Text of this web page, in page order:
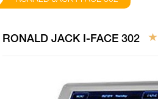
RONALD JACK I-FACE 302